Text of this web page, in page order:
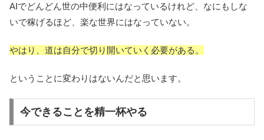
AIでどんどん世の中便利にはなっているけれど、なにもしな
いで稼げるほど、楽な世界にはなっていない。
やはり、道は自分で切り開いていく必要がある。
ということに変わりはないんだと思います。
今できることを精一杯やる